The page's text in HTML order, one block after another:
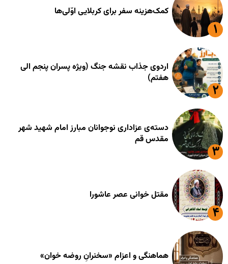
کمک‌هزینه سفر برای کربلایی اوّلی‌ها
اردوی جذاب نقشه جنگ (ویژه پسران پنجم الی
هفتم)
دسته‌ی عزاداری نوجوانان مبارز امام شهید شهر
مقدس قم
مقتل خوانی عصر عاشورا
هماهنگی و اعزام «سخنرانِ روضه خوان»